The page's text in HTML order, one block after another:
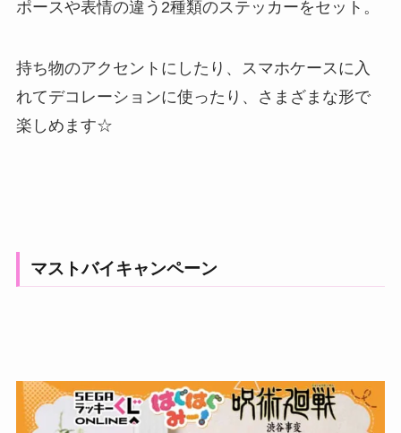
ポースや表情の違う2種類のステッカーをセット。
持ち物のアクセントにしたり、スマホケースに入
れてデコレーションに使ったり、さまざまな形で
楽しめます☆
マストバイキャンペーン